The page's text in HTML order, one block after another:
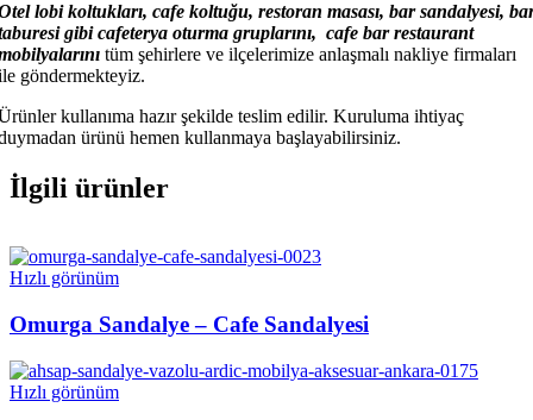
lobi koltukları, cafe koltuğu, restoran masası, bar sandalyesi,
gibi cafeterya oturma gruplarını, cafe bar restaurant
tüm şehirlere ve ilçelerimize anlaşmalı nakliye firmaları
göndermekteyiz.
kullanıma hazır şekilde teslim edilir. Kuruluma ihtiyaç
ürünü hemen kullanmaya başlayabilirsiniz.
İlgili ürünler
Hızlı görünüm
Omurga Sandalye – Cafe Sandalyesi
Hızlı görünüm